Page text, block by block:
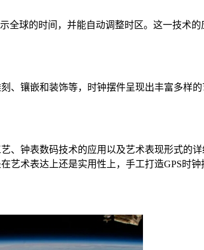
球的时间，并能自动调整时区。这一技术的
镶嵌和装饰等，时钟摆件呈现出丰富多样
钟表数码技术的应用以及艺术表现形式的
艺术表达上还是实用性上，手工打造GPS时